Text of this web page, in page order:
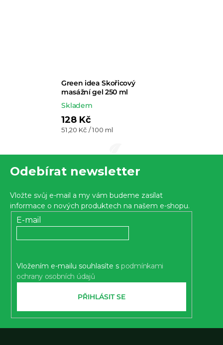
Green idea Skořicový
masážní gel 250 ml
Skladem
128 Kč
Měrná
51,20 Kč / 100 ml
Odebírat newsletter
Vložte svůj e-mail a my vám budeme zasílat
informace o nových produktech na našem e-shopu.
E-mail
Vložením e-mailu souhlasíte s podmínkami
ochrany osobních údajů
PŘIHLÁSIT SE